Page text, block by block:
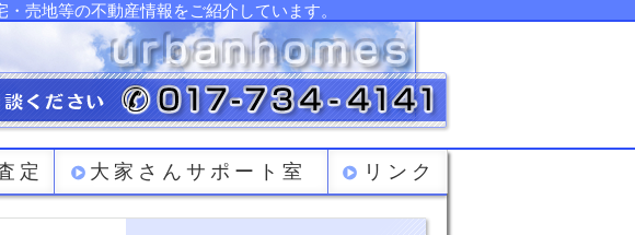
売地等の不動産情報をご紹介しています。
定 大家さんサポート室 リンク